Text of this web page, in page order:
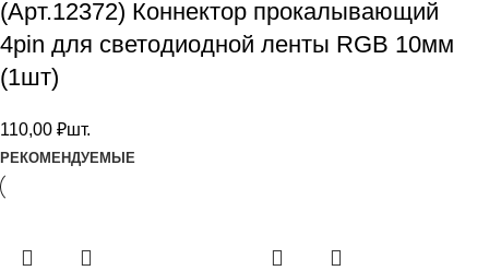
(Арт.12372) Коннектор прокалывающий
4pin для светодиодной ленты RGB 10мм
(1шт)
110,00 ₽шт.
РЕКОМЕНДУЕМЫЕ